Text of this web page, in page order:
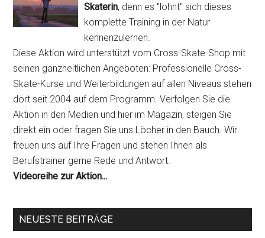
Skaterin, denn es "lohnt" sich dieses
komplette Training in der Natur
kennenzulernen.
Diese Aktion wird unterstützt vom Cross-Skate-Shop mit
seinen ganzheitlichen Angeboten: Professionelle Cross-
Skate-Kurse und Weiterbildungen auf allen Niveaus stehen
dort seit 2004 auf dem Programm. Verfolgen Sie die
Aktion in den Medien und hier im Magazin, steigen Sie
direkt ein oder fragen Sie uns Löcher in den Bauch. Wir
freuen uns auf Ihre Fragen und stehen Ihnen als
Berufstrainer gerne Rede und Antwort.
Videoreihe zur Aktion...
NEUESTE BEITRÄGE